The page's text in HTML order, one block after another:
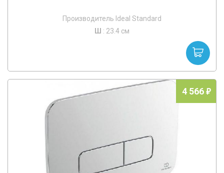
Производитель Ideal Standard
Ш : 23.4 см
4 566